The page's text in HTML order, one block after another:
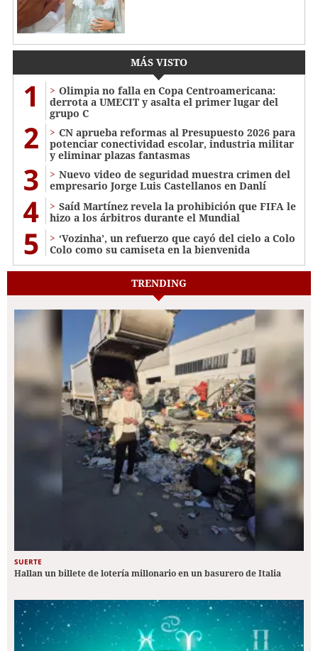
MÁS VISTO
1
Olimpia no falla en Copa Centroamericana:
derrota a UMECIT y asalta el primer lugar del
grupo C
2
CN aprueba reformas al Presupuesto 2026 para
potenciar conectividad escolar, industria militar
y eliminar plazas fantasmas
3
Nuevo video de seguridad muestra crimen del
empresario Jorge Luis Castellanos en Danlí
4
Saíd Martínez revela la prohibición que FIFA le
hizo a los árbitros durante el Mundial
5
‘Vozinha’, un refuerzo que cayó del cielo a Colo
Colo como su camiseta en la bienvenida
TRENDING
SUERTE
Hallan un billete de lotería millonario en un basurero de Italia